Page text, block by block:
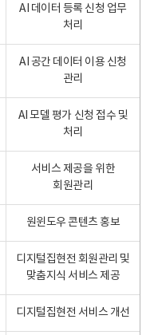
AI 데이터 등록 신청 업무
처리
AI 공간 데이터 이용 신청
관리
AI 모델 평가 신청 접수 및
처리
서비스 제공을 위한
회원관리
원윈도우 콘텐츠 홍보
디지털집현전 회원관리 및
맞춤지식 서비스 제공
디지털집현전 서비스 개선